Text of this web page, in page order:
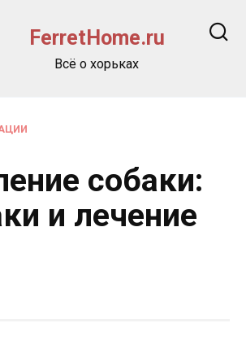
FerretHome.ru
Всё о хорьках
собаки:
и лечение